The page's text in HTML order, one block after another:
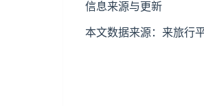
信息来源与更新
本文数据来源：来旅行